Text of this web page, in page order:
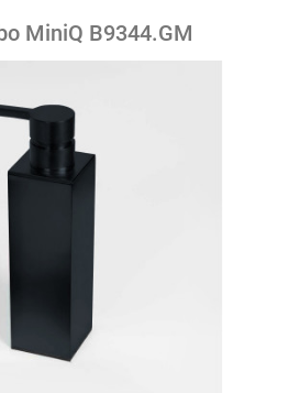
MiniQ B9344.GM